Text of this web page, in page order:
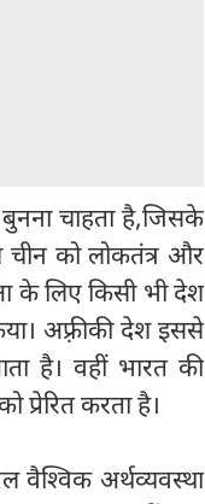
बुनना चाहता है,जिसके
चीन को लोकतंत्र और
के लिए किसी भी देश
अफ़्रीकी देश इससे
है। वहीं भारत की
प्रेरित करता है।
वैश्विक अर्थव्यवस्था